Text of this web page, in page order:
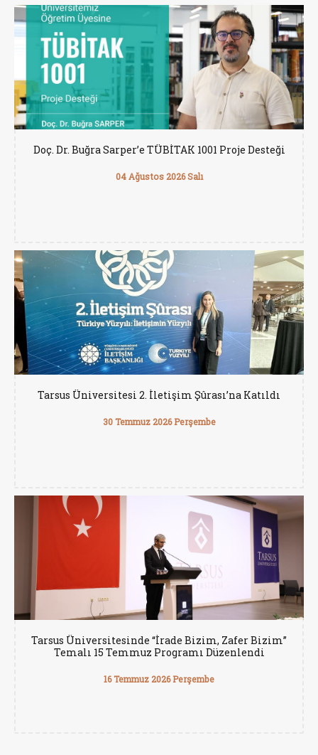
Doç. Dr. Buğra Sarper’e TÜBİTAK 1001 Proje Desteği
04 Ağustos 2026 Salı
Tarsus Üniversitesi 2. İletişim Şûrası’na Katıldı
30 Temmuz 2026 Perşembe
Tarsus Üniversitesinde “İrade Bizim, Zafer Bizim”
Temalı 15 Temmuz Programı Düzenlendi
16 Temmuz 2026 Perşembe